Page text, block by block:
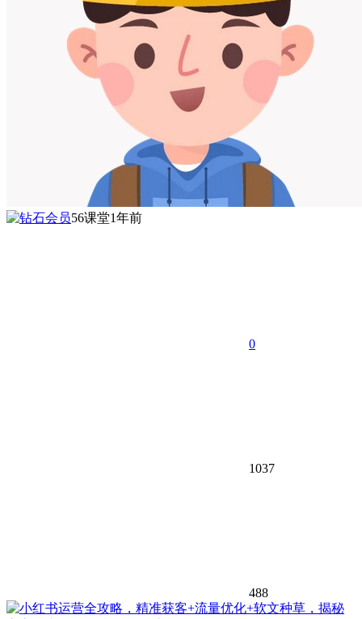
56课堂1年前
0
1037
488